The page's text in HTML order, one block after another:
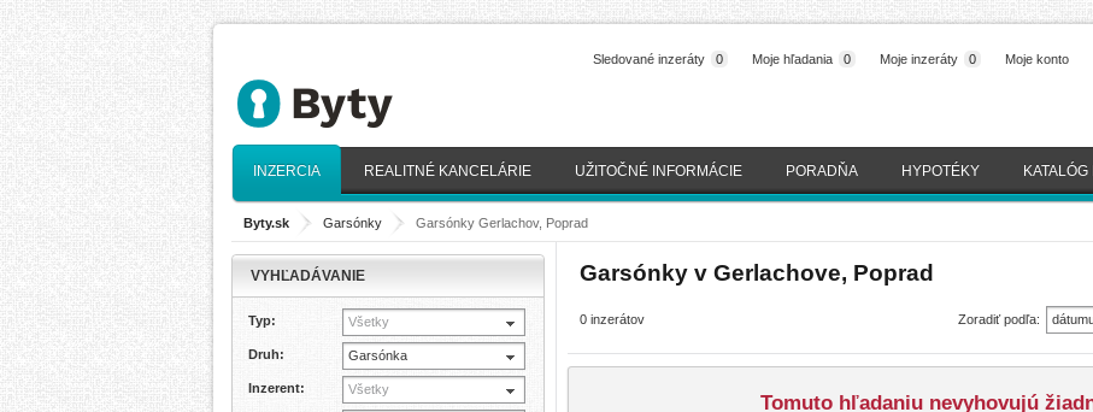
Moje konto
Moje inzeráty 0
Moje hľadania 0
Sledované inzeráty 0
INZERCIA REALITNÉ KANCELÁRIE UŽITOČNÉ INFORMÁCIE PORADŇA HYPOTÉKY
Byty.sk > Garsónky > Garsónky Gerlachov, Poprad
Garsónky v Gerlachove, Poprad
0 inzerátov Zoradiť podľa:
Tomuto hľadaniu nevyhovujú
VYHĽADÁVANIE
Typ: Všetky
Druh: Garsónka
Inzerent: Všetky